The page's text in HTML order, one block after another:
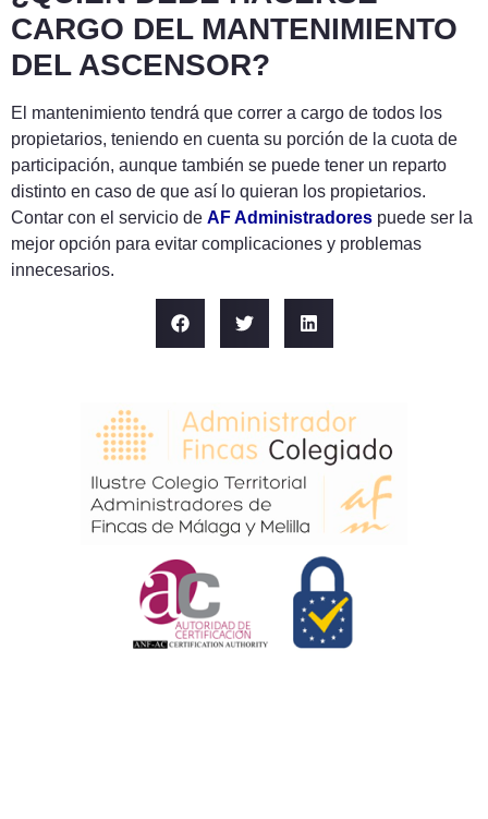
CARGO DEL MANTENIMIENTO
DEL ASCENSOR?
El mantenimiento tendrá que correr a cargo de todos los
propietarios, teniendo en cuenta su porción de la cuota de
participación, aunque también se puede tener un reparto
distinto en caso de que así lo quieran los propietarios.
Contar con el servicio de AF Administradores puede ser la
mejor opción para evitar complicaciones y problemas
innecesarios.